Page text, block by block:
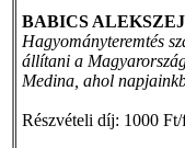
BABICS
Hagyományteremtés
állítani a
Medina, ahol
Részvételi díj: 1000